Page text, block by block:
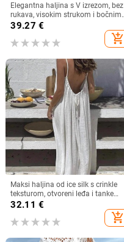
Elegantna haljina s V izrezom, bez
rukava, visokim strukom i bočnim
prorezom, od poliestera s
39.27 €
add_shopping_cart
Maksi haljina od ice silk s crinkle
teksturom, otvoreni leđa i tanke
naramenice, plisirana
32.11 €
add_shopping_cart